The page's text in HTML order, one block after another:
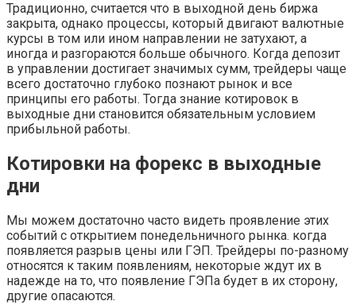
Традиционно, считается что в выходной день биржа
закрыта, однако процессы, который двигают валютные
курсы в том или ином направлении не затухают, а
иногда и разгораются больше обычного. Когда депозит
в управлении достигает значимых сумм, трейдеры чаще
всего достаточно глубоко познают рынок и все
принципы его работы. Тогда знание котировок в
выходные дни становится обязательным условием
прибыльной работы.
Котировки на форекс в выходные
дни
Мы можем достаточно часто видеть проявление этих
событий с открытием понедельничного рынка. когда
появляется разрыв цены или ГЭП. Трейдеры по-разному
относятся к таким появлениям, некоторые ждут их в
надежде на то, что появление ГЭПа будет в их сторону,
другие опасаются.